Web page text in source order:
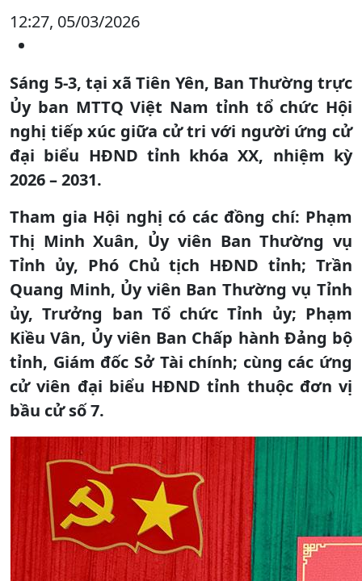
12:27, 05/03/2026
Sáng 5-3, tại xã Tiên Yên, Ban Thường trực
Ủy ban MTTQ Việt Nam tỉnh tổ chức Hội
nghị tiếp xúc giữa cử tri với người ứng cử
đại biểu HĐND tỉnh khóa XX, nhiệm kỳ
2026 – 2031.
Tham gia Hội nghị có các đồng chí: Phạm
Thị Minh Xuân, Ủy viên Ban Thường vụ
Tỉnh ủy, Phó Chủ tịch HĐND tỉnh; Trần
Quang Minh, Ủy viên Ban Thường vụ Tỉnh
ủy, Trưởng ban Tổ chức Tỉnh ủy; Phạm
Kiều Vân, Ủy viên Ban Chấp hành Đảng bộ
tỉnh, Giám đốc Sở Tài chính; cùng các ứng
cử viên đại biểu HĐND tỉnh thuộc đơn vị
bầu cử số 7.